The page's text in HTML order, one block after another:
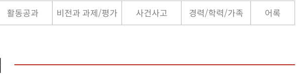
활동공과 비전과 과제/평가 사건사고 경력/학력/가족 어록